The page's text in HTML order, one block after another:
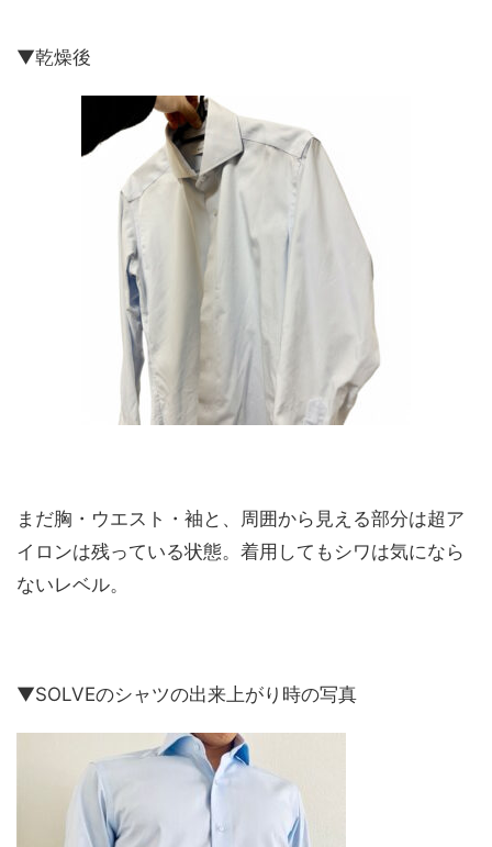
▼乾燥後
まだ胸・ウエスト・袖と、周囲から見える部分は超ア
イロンは残っている状態。着用してもシワは気になら
ないレベル。
▼SOLVEのシャツの出来上がり時の写真